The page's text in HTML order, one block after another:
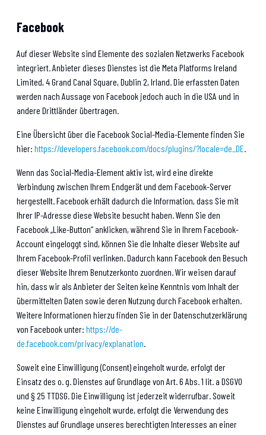
Facebook
Auf dieser Website sind Elemente des sozialen Netzwerks Facebook
integriert. Anbieter dieses Dienstes ist die Meta Platforms Ireland
Limited, 4 Grand Canal Square, Dublin 2, Irland. Die erfassten Daten
werden nach Aussage von Facebook jedoch auch in die USA und in
andere Drittländer übertragen.
Eine Übersicht über die Facebook Social-Media-Elemente finden Sie
hier: https://developers.facebook.com/docs/plugins/?locale=de_DE.
Wenn das Social-Media-Element aktiv ist, wird eine direkte
Verbindung zwischen Ihrem Endgerät und dem Facebook-Server
hergestellt. Facebook erhält dadurch die Information, dass Sie mit
Ihrer IP-Adresse diese Website besucht haben. Wenn Sie den
Facebook „Like-Button“ anklicken, während Sie in Ihrem Facebook-
Account eingeloggt sind, können Sie die Inhalte dieser Website auf
Ihrem Facebook-Profil verlinken. Dadurch kann Facebook den Besuch
dieser Website Ihrem Benutzerkonto zuordnen. Wir weisen darauf
hin, dass wir als Anbieter der Seiten keine Kenntnis vom Inhalt der
übermittelten Daten sowie deren Nutzung durch Facebook erhalten.
Weitere Informationen hierzu finden Sie in der Datenschutzerklärung
von Facebook unter: https://de-
de.facebook.com/privacy/explanation.
Soweit eine Einwilligung (Consent) eingeholt wurde, erfolgt der
Einsatz des o. g. Dienstes auf Grundlage von Art. 6 Abs. 1 lit. a DSGVO
und § 25 TTDSG. Die Einwilligung ist jederzeit widerrufbar. Soweit
keine Einwilligung eingeholt wurde, erfolgt die Verwendung des
Dienstes auf Grundlage unseres berechtigten Interesses an einer